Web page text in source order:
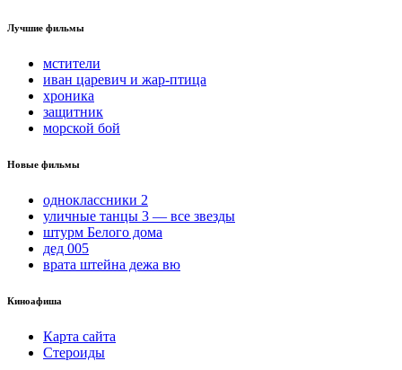
Лучшие фильмы
мстители
иван царевич и жар-птица
хроника
защитник
морской бой
Новые фильмы
одноклассники 2
уличные танцы 3 — все звезды
штурм Белого дома
дед 005
врата штейна дежа вю
Киноафиша
Карта сайта
Стероиды